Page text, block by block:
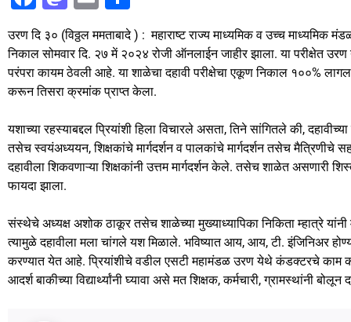
a
c
e
b
o
o
k
a
st
o
d
o
n
ai
l
h
ar
e
उरण दि ३० (विठ्ठल ममताबादे ) : महाराष्ट राज्य माध्यमिक व उच्च माध्यमिक
निकाल सोमवार दि. २७ में २०२४ रोजी ऑनलाईन जाहीर झाला. या परीक्षेत
परंपरा कायम ठेवली आहे. या शाळेचा दहावी परीक्षेचा एकूण निकाल १००%
करून तिसरा क्रमांक प्राप्त केला.
यशाच्या रहस्याबद्दल प्रियांशी हिला विचारले असता, तिने सांगितले की,
तसेच स्वयंअध्ययन, शिक्षकांचे मार्गदर्शन व पालकांचे मार्गदर्शन तसेच
दहावीला शिकवणाऱ्या शिक्षकांनी उत्तम मार्गदर्शन केले. तसेच शाळेत असणारी
फायदा झाला.
संस्थेचे अध्यक्ष अशोक ठाकूर तसेच शाळेच्या मुख्याध्यापिका निकिता म्हात्रे
त्यामुळे दहावीला मला चांगले यश मिळाले. भविष्यात आय, आय, टी. इंजिनिअर
करण्यात येत आहे. प्रियांशीचे वडील एसटी महामंडळ उरण येथे कंडक्टरचे काम
आदर्श बाकीच्या विद्यार्थ्यांनी घ्यावा असे मत शिक्षक, कर्मचारी, ग्रामस्थांनी बोलून